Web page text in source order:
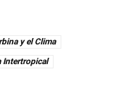
y el Clima
Intertropical